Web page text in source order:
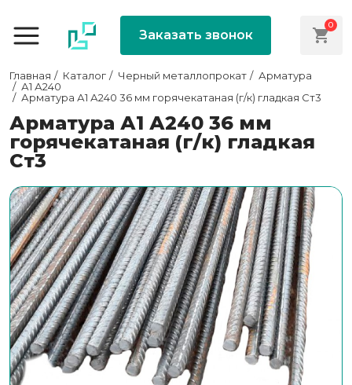
Заказать звонок
0
Главная Каталог Черный металлопрокат
Арматура
А1 А240
Арматура А1 А240 36 мм горячекатаная (г/к) гладкая Ст3
Арматура А1 А240 36 мм
горячекатаная (г/к) гладкая
Ст3